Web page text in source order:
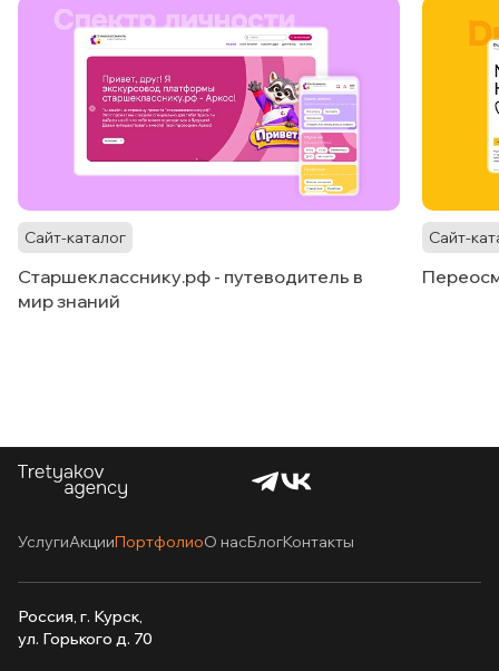
Сайт-каталог
Старшекласснику.рф - путеводитель в
мир знаний
Сайт-
УслугиАкцииПортфолиоО насБлогКонтакты
Россия, г. Курск,
ул. Горького д. 70